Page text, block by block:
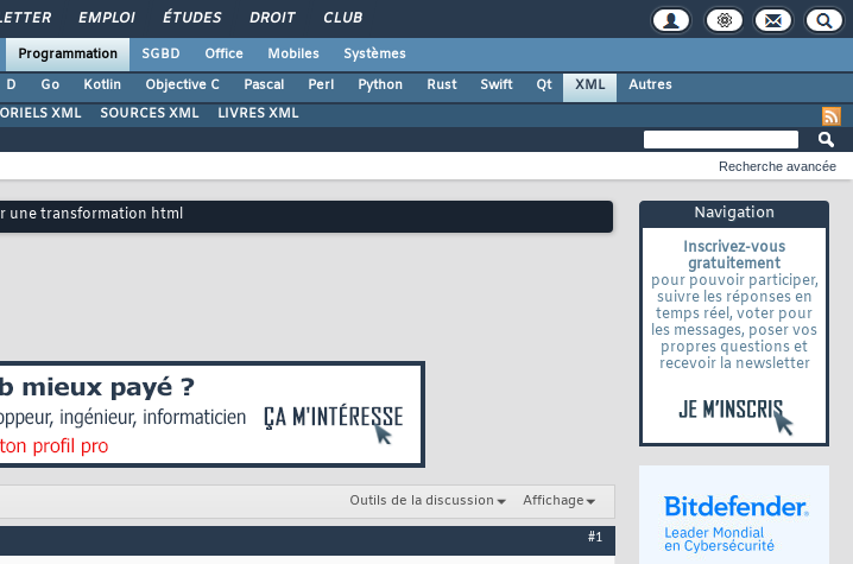
EMPLOI ÉTUDES DROIT CLUB
Programmation SGBD Office Mobiles
Systèmes
D Go Kotlin Objective C Pascal Perl Python Rust Swift Qt XML
Autres
XML SOURCES XML LIVRES XML
Navigation
Inscrivez-vous
gratuitement
pour pouvoir participer,
suivre les réponses en
temps réel, voter pour
les messages, poser vos
propres questions et
recevoir la newsletter
Recherche avancée
une transformation html
Outils de la discussion Affichage
#1